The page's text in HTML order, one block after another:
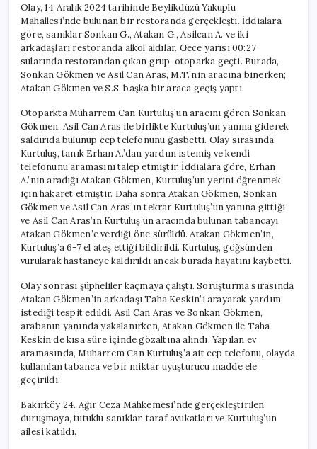
Olay, 14 Aralık 2024 tarihinde Beylikdüzü Yakuplu
Mahallesi’nde bulunan bir restoranda gerçekleşti. İddialara
göre, sanıklar Sonkan G., Atakan G., Asilcan A. ve iki
arkadaşları restoranda alkol aldılar. Gece yarısı 00:27
sularında restorandan çıkan grup, otoparka geçti. Burada,
Sonkan Gökmen ve Asil Can Aras, M.T.’nin aracına binerken;
Atakan Gökmen ve S.S. başka bir araca geçiş yaptı.
Otoparkta Muharrem Can Kurtuluş’un aracını gören Sonkan
Gökmen, Asil Can Aras ile birlikte Kurtuluş’un yanına giderek
saldırıda bulunup cep telefonunu gasbetti. Olay sırasında
Kurtuluş, tanık Erhan A.’dan yardım istemiş ve kendi
telefonunu aramasını talep etmiştir. İddialara göre, Erhan
A.’nın aradığı Atakan Gökmen, Kurtuluş’un yerini öğrenmek
için hakaret etmiştir. Daha sonra Atakan Gökmen, Sonkan
Gökmen ve Asil Can Aras’ın tekrar Kurtuluş’un yanına gittiği
ve Asil Can Aras’ın Kurtuluş’un aracında bulunan tabancayı
Atakan Gökmen’e verdiği öne sürüldü. Atakan Gökmen’in,
Kurtuluş’a 6-7 el ateş ettiği bildirildi. Kurtuluş, göğsünden
vurularak hastaneye kaldırıldı ancak burada hayatını kaybetti.
Olay sonrası şüpheliler kaçmaya çalıştı. Soruşturma sırasında
Atakan Gökmen’in arkadaşı Taha Keskin’i arayarak yardım
istediği tespit edildi. Asil Can Aras ve Sonkan Gökmen,
arabanın yanında yakalanırken, Atakan Gökmen ile Taha
Keskin de kısa süre içinde gözaltına alındı. Yapılan ev
aramasında, Muharrem Can Kurtuluş’a ait cep telefonu, olayda
kullanılan tabanca ve bir miktar uyuşturucu madde ele
geçirildi.
Bakırköy 24. Ağır Ceza Mahkemesi’nde gerçekleştirilen
duruşmaya, tutuklu sanıklar, taraf avukatları ve Kurtuluş’un
ailesi katıldı.